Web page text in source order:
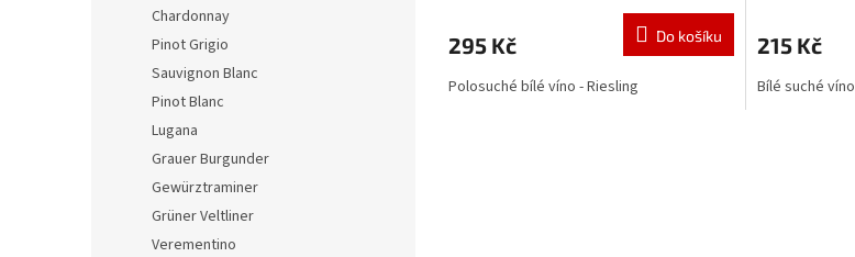
Chardonnay
Pinot Grigio
Sauvignon Blanc
Pinot Blanc
Lugana
Grauer Burgunder
Gewürztraminer
Grüner Veltliner
Verementino
295 Kč Do košíku
Polosuché bílé víno - Riesling
215 Kč
Bílé suché víno